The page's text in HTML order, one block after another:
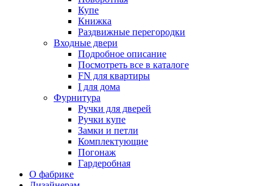
Купе
Книжка
Раздвижные перегородки
Входные двери
Подробное описание
Посмотреть все в каталоге
FN для квартиры
I для дома
Фурнитура
Ручки для дверей
Ручки купе
Замки и петли
Комплектующие
Погонаж
Гардеробная
О фабрике